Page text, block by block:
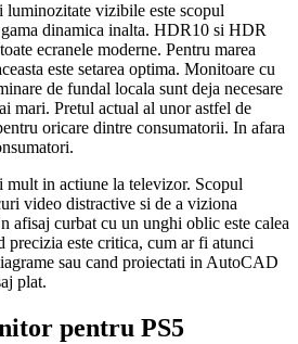
luminozitate vizibile este scopul
dinamica inalta. HDR10 si HDR
ecranele moderne. Pentru marea
este setarea optima. Monitoare cu
de fundal locala sunt deja necesare
mari. Pretul actual al unor astfel de
oricare dintre consumatorii. In afara
mult in actiune la televizor. Scopul
video distractive si de a viziona
afisaj curbat cu un unghi oblic este calea
precizia este critica, cum ar fi atunci
sau cand proiectati in AutoCAD
plat.
pentru PS5